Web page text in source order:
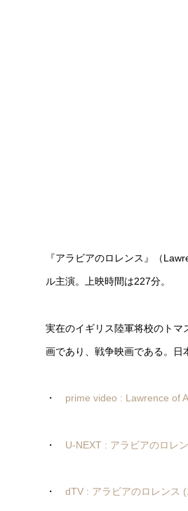
『アラビアのロレンス』（
ル主演。上映時間は227分。
実在のイギリス陸軍将校のト
画であり、戦争映画である。日
・ prime video : Lawrence of
・ U-NEXT : アラビアのロレ
・ dTV : アラビアのロレンス